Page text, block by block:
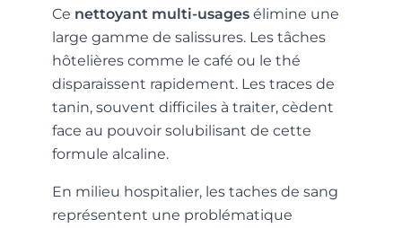
Ce nettoyant multi-usages élimine une
large gamme de salissures. Les tâches
hôtelières comme le café ou le thé
disparaissent rapidement. Les traces de
tanin, souvent difficiles à traiter, cèdent
face au pouvoir solubilisant de cette
formule alcaline.
En milieu hospitalier, les taches de sang
représentent une problématique